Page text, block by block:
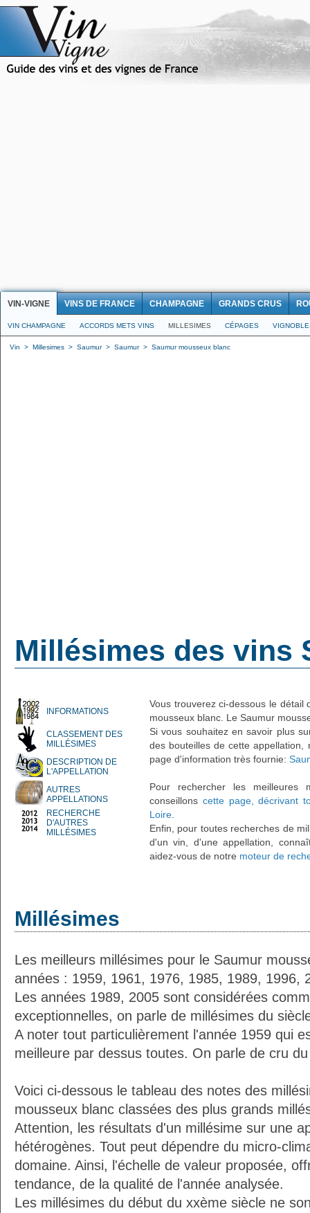
VIN-VIGNE VINS DE FRANCE CHAMPAGNE GRANDS CRUS
VIN CHAMPAGNE ACCORDS METS VINS MILLESIMES CÉPAGES
Vin > Millesimes > Saumur > Saumur > Saumur mousseux blanc
Millésimes des vins
INFORMATIONS
CLASSEMENT DES
MILLÉSIMES
DESCRIPTION DE
L'APPELLATION
AUTRES
APPELLATIONS
RECHERCHE
D'AUTRES
MILLÉSIMES
Vous trouverez ci-dessous le détail
mousseux blanc. Le Saumur
Si vous souhaitez en savoir plus
des bouteilles de cette appellation,
page d'information très fournie:
Pour rechercher les meilleures
conseillons cette page, décrivant
Loire
Enfin, pour toutes recherches de
d'un vin, d'une appellation,
aidez-vous de notre moteur de
Millésimes
Les meilleurs millésimes pour le Saumur
années : 1959, 1961, 1976, 1985, 1989, 1996,
Les années 1989, 2005 sont considérées
exceptionnelles, on parle de millésimes du
A noter tout particulièrement l'année 1959 qui
meilleure par dessus toutes. On parle de cru
Voici ci-dessous le tableau des notes des
mousseux blanc classées des plus grands
Attention, les résultats d'un millésime sur une
hétérogènes. Tout peut dépendre du micro-
domaine. Ainsi, l'échelle de valeur proposée,
tendance, de la qualité de l'année analysée.
Les millésimes du début du xxème siècle ne